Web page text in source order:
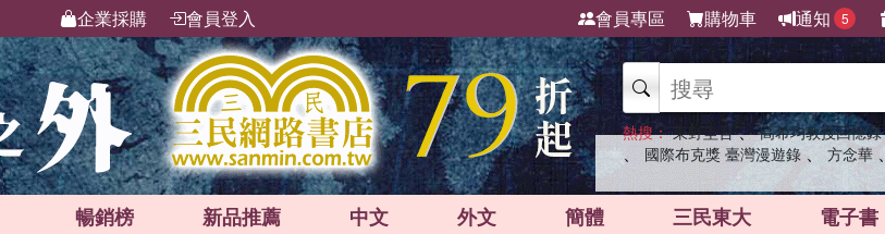
企業採購 會員登入 會員專區 購物車 通知 5
熱搜： 東野圭吾 、 高希均教授回憶錄
、 國際布克獎 臺灣漫遊錄 、 方念華 、
暢銷榜 新品推薦 中文 外文 簡體 三民東大 電子書